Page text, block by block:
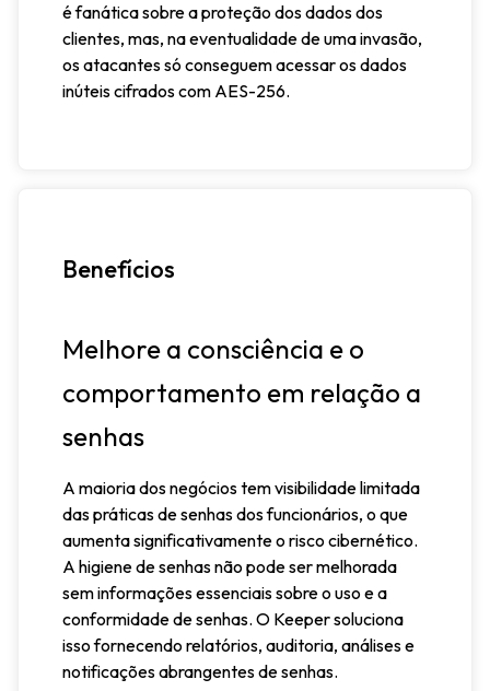
é fanática sobre a proteção dos dados dos
clientes, mas, na eventualidade de uma invasão,
os atacantes só conseguem acessar os dados
inúteis cifrados com AES-256.
Benefícios
Melhore a consciência e o
comportamento em relação a
senhas
A maioria dos negócios tem visibilidade limitada
das práticas de senhas dos funcionários, o que
aumenta significativamente o risco cibernético.
A higiene de senhas não pode ser melhorada
sem informações essenciais sobre o uso e a
conformidade de senhas. O Keeper soluciona
isso fornecendo relatórios, auditoria, análises e
notificações abrangentes de senhas.